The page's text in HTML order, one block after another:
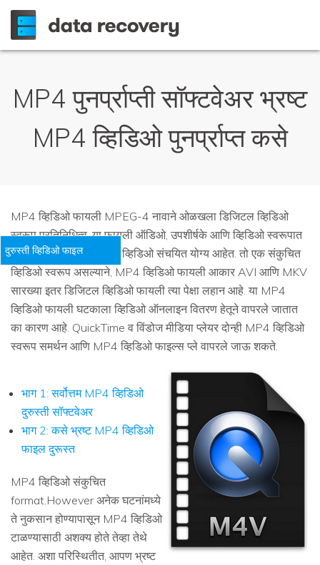
MP4 पुनर्प्राप्ती सॉफ्टवेअर भ्रष्ट
MP4 व्हिडिओ पुनर्प्राप्त कसे
MP4 व्हिडिओ फायली MPEG-4 नावाने ओळखला डिजिटल व्हिडिओ
स्वरूप प्रतिनिधित्व. या फायली ऑडिओ, उपशीर्षके आणि व्हिडिओ स्वरूपात
मल्टिमिडीया डेटा असू आणि व्हिडिओ संचयित योग्य आहेत. तो एक संकुचित
व्हिडिओ स्वरूप असल्याने, MP4 व्हिडिओ फायली आकार AVI आणि MKV
सारख्या इतर डिजिटल व्हिडिओ फायली त्या पेक्षा लहान आहे. या MP4
व्हिडिओ फायली घटकाला व्हिडिओ ऑनलाइन वितरण हेतूने वापरले जातात
का कारण आहे. QuickTime व विंडोज मीडिया प्लेयर दोन्ही MP4 व्हिडिओ
स्वरूप समर्थन आणि MP4 व्हिडिओ फाइल्स प्ले वापरले जाऊ शकते.
भाग 1: सर्वोत्तम MP4 व्हिडिओ
दुरुस्ती सॉफ्टवेअर
भाग 2: कसे भ्रष्ट MP4 व्हिडिओ
फाइल दुरूस्त
MP4 व्हिडिओ संकुचित
format.However अनेक घटनांमध्ये
ते नुकसान होण्यापासून MP4 व्हिडिओ
टाळण्यासाठी अशक्य होते तेव्हा तेथे
आहेत. अशा परिस्थितीत, आपण भ्रष्ट
दुरुस्ती व्हिडिओ फाइल